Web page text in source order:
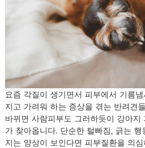
요즘 각질이 생기면서 피부에서 기름
지고 가려워 하는 증상을 겪는 반려견
바뀌면 사람피부도 그러하듯이 강아지
가 찾아옵니다. 단순한 털빠짐, 긁는 행
지는 양상이 보인다면 피부질환을 의